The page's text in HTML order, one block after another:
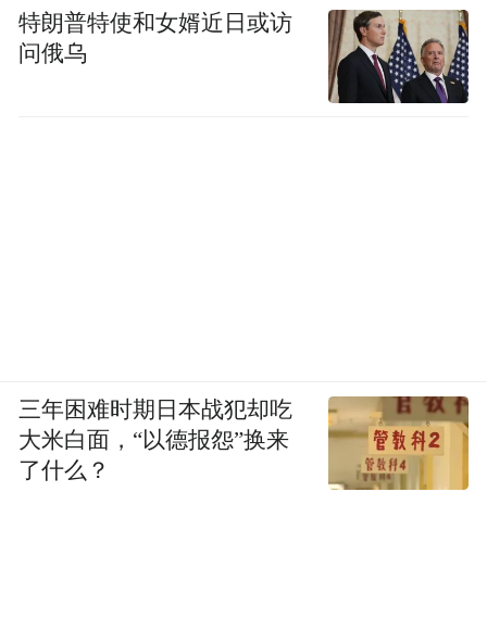
特朗普特使和女婿近日或访
问俄乌
三年困难时期日本战犯却吃
大米白面，“以德报怨”换来
了什么？